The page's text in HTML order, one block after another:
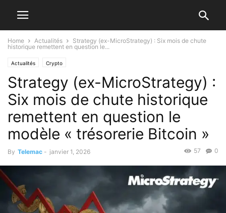
Home Actualités
Strategy (ex-MicroStrategy) : Six mois de chute
historique remettent en question le...
Actualités Crypto
Strategy (ex-MicroStrategy) :
Six mois de chute historique
remettent en question le
modèle « trésorerie Bitcoin »
By Telemac - janvier 1, 2026 0
57